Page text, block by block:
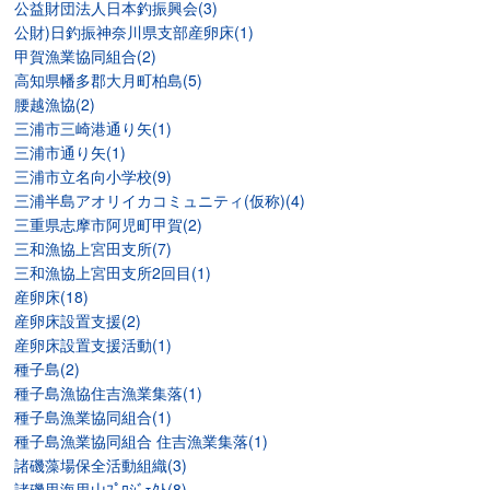
公益財団法人日本釣振興会(3)
公財)日釣振神奈川県支部産卵床(1)
甲賀漁業協同組合(2)
高知県幡多郡大月町柏島(5)
腰越漁協(2)
三浦市三崎港通り矢(1)
三浦市通り矢(1)
三浦市立名向小学校(9)
三浦半島アオリイカコミュニティ(仮称)(4)
三重県志摩市阿児町甲賀(2)
三和漁協上宮田支所(7)
三和漁協上宮田支所2回目(1)
産卵床(18)
産卵床設置支援(2)
産卵床設置支援活動(1)
種子島(2)
種子島漁協住吉漁業集落(1)
種子島漁業協同組合(1)
種子島漁業協同組合 住吉漁業集落(1)
諸磯藻場保全活動組織(3)